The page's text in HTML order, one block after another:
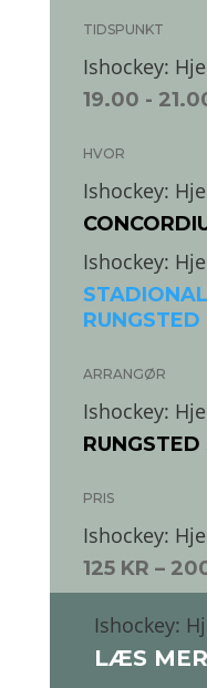
TIDSPUNKT
Ishockey:
19.00 -
HVOR
Ishockey:
Ishockey:
RUNGSTED
ARRANGØR
Ishockey:
PRIS
Ishockey:
125 KR –
Ishockey:
LÆS